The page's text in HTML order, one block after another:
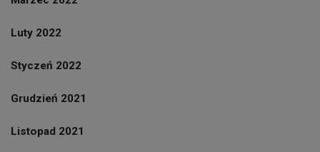
Luty 2022
Styczeń 2022
Grudzień 2021
Listopad 2021